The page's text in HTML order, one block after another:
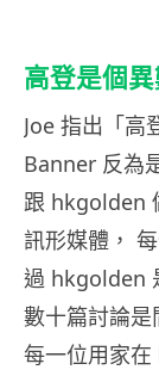
高登是個
Joe 指出「高
Banner 反為
跟 hkgolden
訊形媒體，
過 hkgolden
數十篇討論
每一位用家